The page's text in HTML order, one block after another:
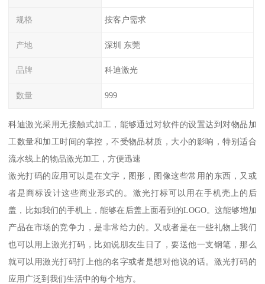
规格 按客户需求
产地 深圳 东莞
品牌 科迪激光
数量 999
科迪激光采用无接触式加工，能够通过对软件的设置达到对物品加
工数量和加工时间的掌控，不受物品材质，大小的影响，特别适合
流水线上的物品激光加工，方便迅速
激光打码的应用可以是在文字，图形，图像这些常用的东西，又或
者是商标设计这些商业形式的。激光打标可以用在手机壳上的后
盖，比如我们的手机上，能够在后盖上面看到的LOGO。这能够增加
产品在市场的竞争力，是非常给力的。又或者是在一些礼物上我们
也可以用上激光打码，比如说朋友生日了，要送他一支钢笔，那么
就可以用激光打码打上他的名字或者是想对他说的话。激光打码的
应用广泛到我们生活中的每个地方。